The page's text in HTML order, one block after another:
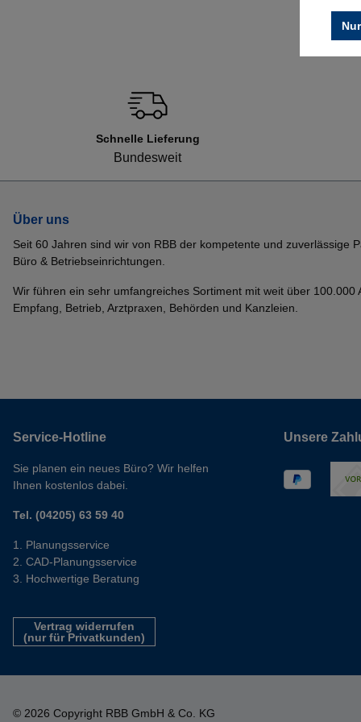
Schnelle Lieferung
Bundesweit
Über uns
Seit 60 Jahren sind wir von RBB der kompetente und zuverlässige
Büro & Betriebseinrichtungen.
Wir führen ein sehr umfangreiches Sortiment mit weit über 100.000
Empfang, Betrieb, Arztpraxen, Behörden und Kanzleien.
Service-Hotline
Sie planen ein neues Büro? Wir helfen
Ihnen kostenlos dabei.
Tel. (04205) 63 59 40
Planungsservice
CAD-Planungsservice
Hochwertige Beratung
Vertrag widerrufen
(nur für Privatkunden)
Unsere
© 2026 Copyright RBB GmbH & Co. KG